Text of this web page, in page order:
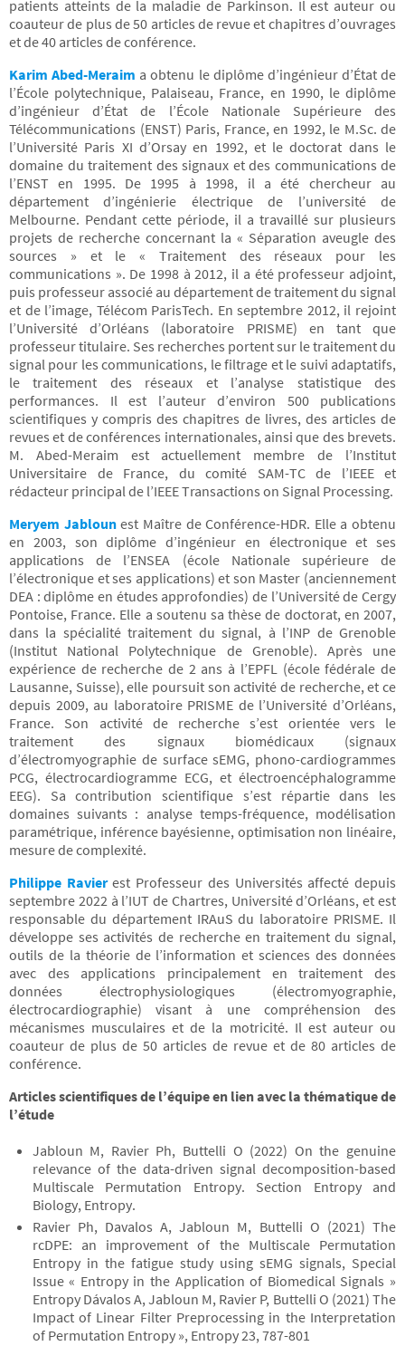
patients atteints de la maladie de Parkinson. Il est auteur ou
coauteur de plus de 50 articles de revue et chapitres d’ouvrages
et de 40 articles de conférence.
Karim Abed-Meraim a obtenu le diplôme d’ingénieur d’État de
l’École polytechnique, Palaiseau, France, en 1990, le diplôme
d’ingénieur d’État de l’École Nationale Supérieure des
Télécommunications (ENST) Paris, France, en 1992, le M.Sc. de
l’Université Paris XI d’Orsay en 1992, et le doctorat dans le
domaine du traitement des signaux et des communications de
l’ENST en 1995. De 1995 à 1998, il a été chercheur au
département d’ingénierie électrique de l’université de
Melbourne. Pendant cette période, il a travaillé sur plusieurs
projets de recherche concernant la « Séparation aveugle des
sources » et le « Traitement des réseaux pour les
communications ». De 1998 à 2012, il a été professeur adjoint,
puis professeur associé au département de traitement du signal
et de l’image, Télécom ParisTech. En septembre 2012, il rejoint
l’Université d’Orléans (laboratoire PRISME) en tant que
professeur titulaire. Ses recherches portent sur le traitement du
signal pour les communications, le filtrage et le suivi adaptatifs,
le traitement des réseaux et l’analyse statistique des
performances. Il est l’auteur d’environ 500 publications
scientifiques y compris des chapitres de livres, des articles de
revues et de conférences internationales, ainsi que des brevets.
M. Abed-Meraim est actuellement membre de l’Institut
Universitaire de France, du comité SAM-TC de l’IEEE et
rédacteur principal de l’IEEE Transactions on Signal Processing.
Meryem Jablounest Maître de Conférence-HDR. Elle a obtenu
en 2003, son diplôme d’ingénieur en électronique et ses
applications de l’ENSEA (école Nationale supérieure de
l’électronique et ses applications) et son Master (anciennement
DEA : diplôme en études approfondies) de l’Université de Cergy
Pontoise, France. Elle a soutenu sa thèse de doctorat, en 2007,
dans la spécialité traitement du signal, à l’INP de Grenoble
(Institut National Polytechnique de Grenoble). Après une
expérience de recherche de 2 ans à l’EPFL (école fédérale de
Lausanne, Suisse), elle poursuit son activité de recherche, et ce
depuis 2009, au laboratoire PRISME de l’Université d’Orléans,
France. Son activité de recherche s’est orientée vers le
traitement des signaux biomédicaux (signaux
d’électromyographie de surface sEMG, phono-cardiogrammes
PCG, électrocardiogramme ECG, et électroencéphalogramme
EEG). Sa contribution scientifique s’est répartie dans les
domaines suivants : analyse temps-fréquence, modélisation
paramétrique, inférence bayésienne, optimisation non linéaire,
mesure de complexité.
Philippe Ravierest Professeur des Universités affecté depuis
septembre 2022 à l’IUT de Chartres, Université d’Orléans, et est
responsable du département IRAuS du laboratoire PRISME. Il
développe ses activités de recherche en traitement du signal,
outils de la théorie de l’information et sciences des données
avec des applications principalement en traitement des
données électrophysiologiques (électromyographie,
électrocardiographie) visant à une compréhension des
mécanismes musculaires et de la motricité. Il est auteur ou
coauteur de plus de 50 articles de revue et de 80 articles de
conférence.
Articles scientifiques de l’équipe en lien avec la thématique de
l’étude
Jabloun M, Ravier Ph, Buttelli O (2022) On the genuine
relevance of the data-driven signal decomposition-based
Multiscale Permutation Entropy. Section Entropy and
Biology, Entropy.
Ravier Ph, Davalos A, Jabloun M, Buttelli O (2021) The
rcDPE: an improvement of the Multiscale Permutation
Entropy in the fatigue study using sEMG signals, Special
Issue « Entropy in the Application of Biomedical Signals »
Entropy Dávalos A, Jabloun M, Ravier P, Buttelli O (2021) The
Impact of Linear Filter Preprocessing in the Interpretation
of Permutation Entropy », Entropy 23, 787-801